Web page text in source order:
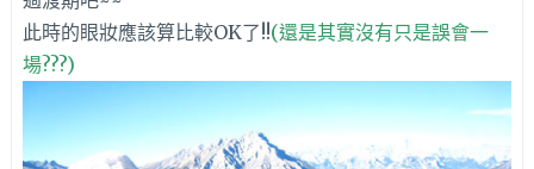
此時的眼妝應該算比較OK了!!(還是其實沒有只是誤會一
場???)